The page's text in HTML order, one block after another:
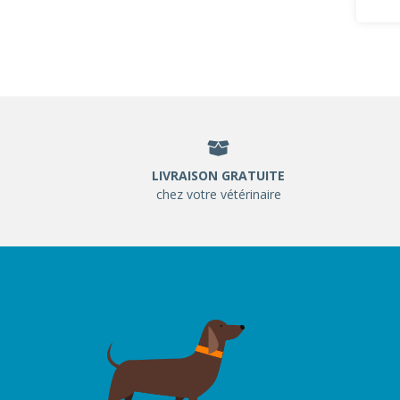
LIVRAISON GRATUITE
chez votre vétérinaire